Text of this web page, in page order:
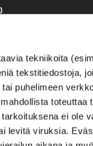
tekniikoita
tekstitiedostoja,
puhelimeen
toteuttaa
ei ole
levitä viruksia.